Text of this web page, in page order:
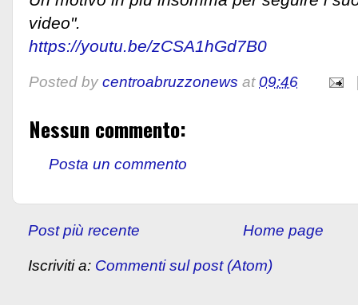
video".
https://youtu.be/zCSA1hGd7B0
Posted by centroabruzzonews at09:46
Nessun commento:
Posta un commento
Post più recente Home page
Iscriviti a: Commenti sul post (Atom)